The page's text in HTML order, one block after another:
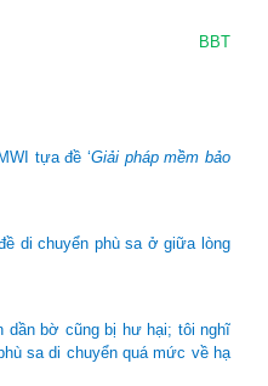
BBT
tựa đề ‘Giải pháp mềm bảo
di chuyển phù sa ở giữa lòng
dần bờ cũng bị hư hại; tôi nghĩ
sa di chuyển quá mức về hạ